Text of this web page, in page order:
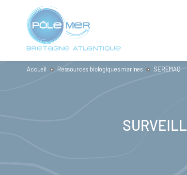
Panneau de gestion des cookies
contenu
Accueil Ressources biologiques marines SEREMAQ